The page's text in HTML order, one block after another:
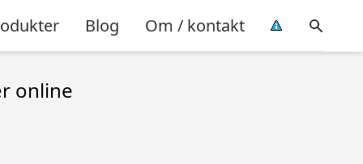
Blog Om / kontakt
online